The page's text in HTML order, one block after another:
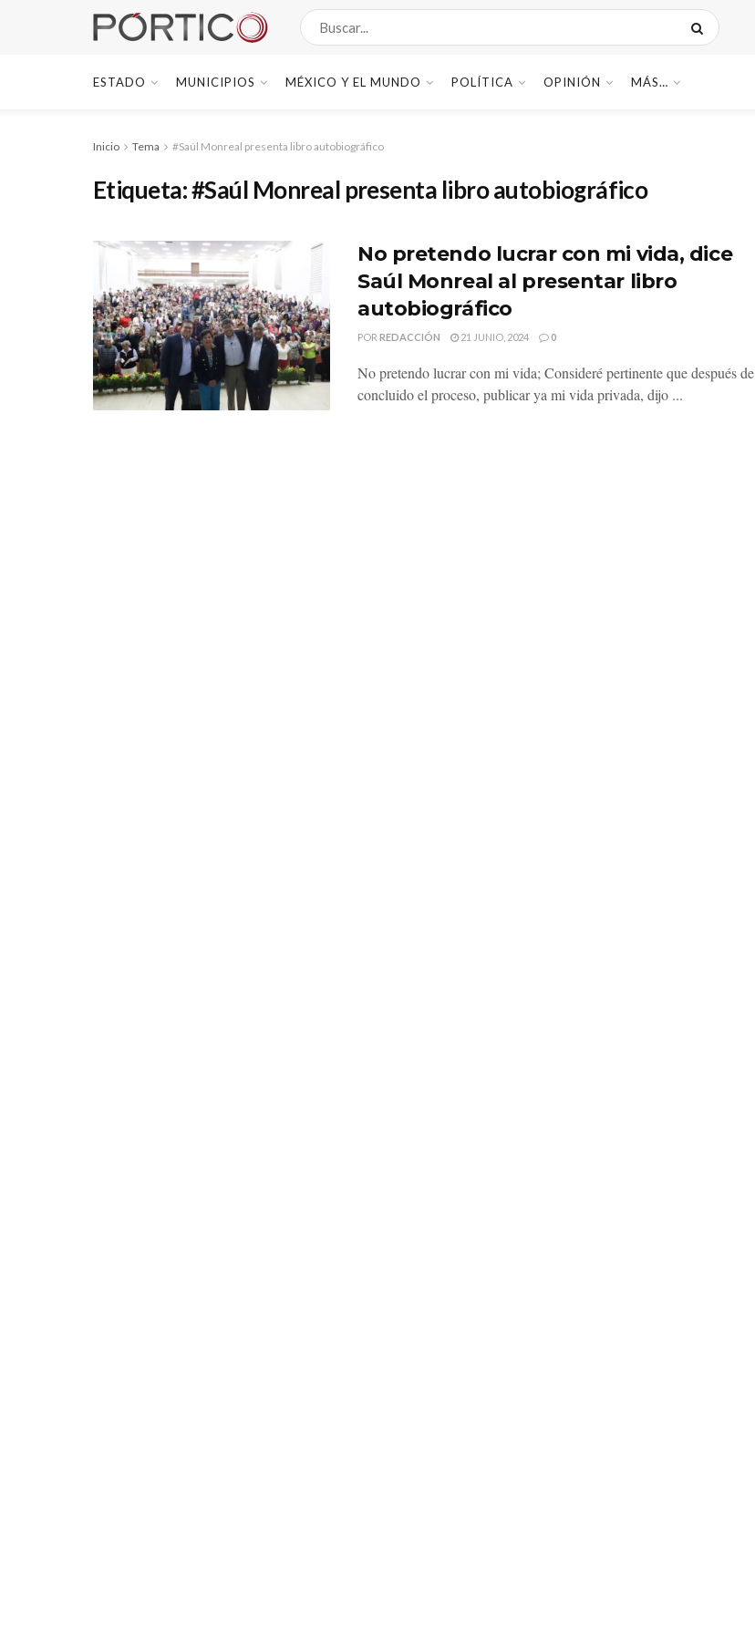
ESTADO MUNICIPIOS MÉXICO Y EL MUNDO POLÍTICA OPINIÓN MÁS…
Inicio Tema #Saúl Monreal presenta libro autobiográfico
Etiqueta:#Saúl Monreal presenta libro autobiográfico
No pretendo lucrar con mi vida, dice
Saúl Monreal al presentar libro
autobiográfico
POR REDACCIÓN 21 JUNIO, 2024 0
No pretendo lucrar con mi vida; Consideré pertinente que después de
concluido el proceso, publicar ya mi vida privada, dijo ...